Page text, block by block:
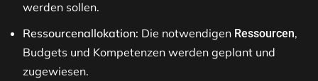
werden sollen.
Ressourcenallokation: Die notwendigen Ressourcen,
Budgets und Kompetenzen werden geplant und
zugewiesen.